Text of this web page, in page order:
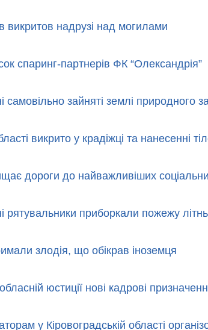
викритов надрузі над могилами
спаринг-партнерів ФК “Олександрія”
самовільно зайняті землі природного
викрито у крадіжці та нанесенні
дороги до найважливіших
рятувальники приборкали пожежу
злодія, що обікрав іноземця
юстиції нові кадрові
у Кіровоградській області